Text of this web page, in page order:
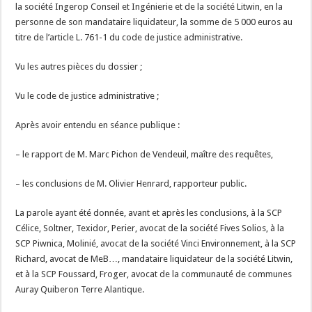
la société Ingerop Conseil et Ingénierie et de la société Litwin, en la
personne de son mandataire liquidateur, la somme de 5 000 euros au
titre de l’article L. 761-1 du code de justice administrative.
Vu les autres pièces du dossier ;
Vu le code de justice administrative ;
Après avoir entendu en séance publique :
– le rapport de M. Marc Pichon de Vendeuil, maître des requêtes,
– les conclusions de M. Olivier Henrard, rapporteur public.
La parole ayant été donnée, avant et après les conclusions, à la SCP
Célice, Soltner, Texidor, Perier, avocat de la société Fives Solios, à la
SCP Piwnica, Molinié, avocat de la société Vinci Environnement, à la SCP
Richard, avocat de MeB…, mandataire liquidateur de la société Litwin,
et à la SCP Foussard, Froger, avocat de la communauté de communes
Auray Quiberon Terre Alantique.